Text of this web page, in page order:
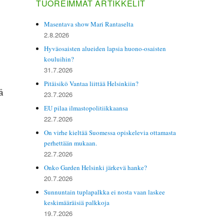
sosi­aalipoli­ti­ikas­ta ja työn­väl­i­tyk­ses­tä ja
TUOREIMMAT ARTIKKELIT
Masentava show Mari Rantaselta
2.8.2026
Hyväosaisten alueiden lapsia huono-osaisten
kouluihin?
31.7.2026
Pitäisikö Vantaa liittää Helsinkiin?
23.7.2026
EU pilaa ilmastopolitiikkaansa
22.7.2026
On virhe kieltää Suomessa opiskelevia ottamasta
perhettään mukaan.
22.7.2026
Onko Garden Helsinki järkevä hanke?
20.7.2026
Sunnuntain tuplapalkka ei nosta vaan laskee
keskimääräisiä palkkoja
19.7.2026